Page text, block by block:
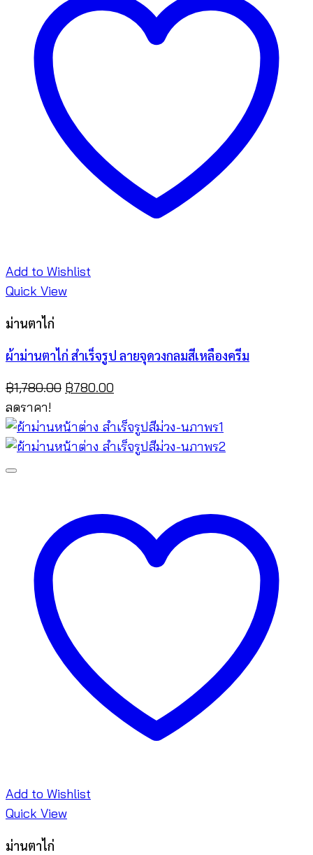
Add to Wishlist
Quick View
ม่านตาไก่
ผ้าม่านตาไก่ สำเร็จรูป ลายจุดวงกลมสีเหลืองครีม
฿1,780.00 Original
was:
฿1,780.00.
฿780.00
is:
฿780.00.
ลดราคา!
Add to Wishlist
Quick View
ม่านตาไก่